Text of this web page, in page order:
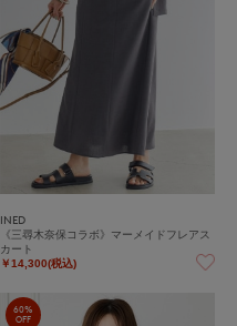
INED
《三尋木奈保コラボ》マーメイドフレアス
カート
￥14,300(税込)
60%
OFF